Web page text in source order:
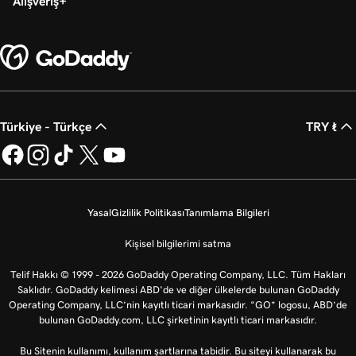
Türkiye - Türkçe TRY ₺
YasalGizlilik PolitikasıTanımlama Bilgileri
Kişisel bilgilerimi satma
Telif Hakkı © 1999 - 2026 GoDaddy Operating Company, LLC. Tüm Hakları
Saklıdır. GoDaddy kelimesi ABD'de ve diğer ülkelerde bulunan GoDaddy
Operating Company, LLC’nin kayıtlı ticari markasıdır. “GO” logosu, ABD’de
bulunan GoDaddy.com, LLC şirketinin kayıtlı ticari markasıdır.
Bu Sitenin kullanımı, kullanım şartlarına tabidir. Bu siteyi kullanarak bu